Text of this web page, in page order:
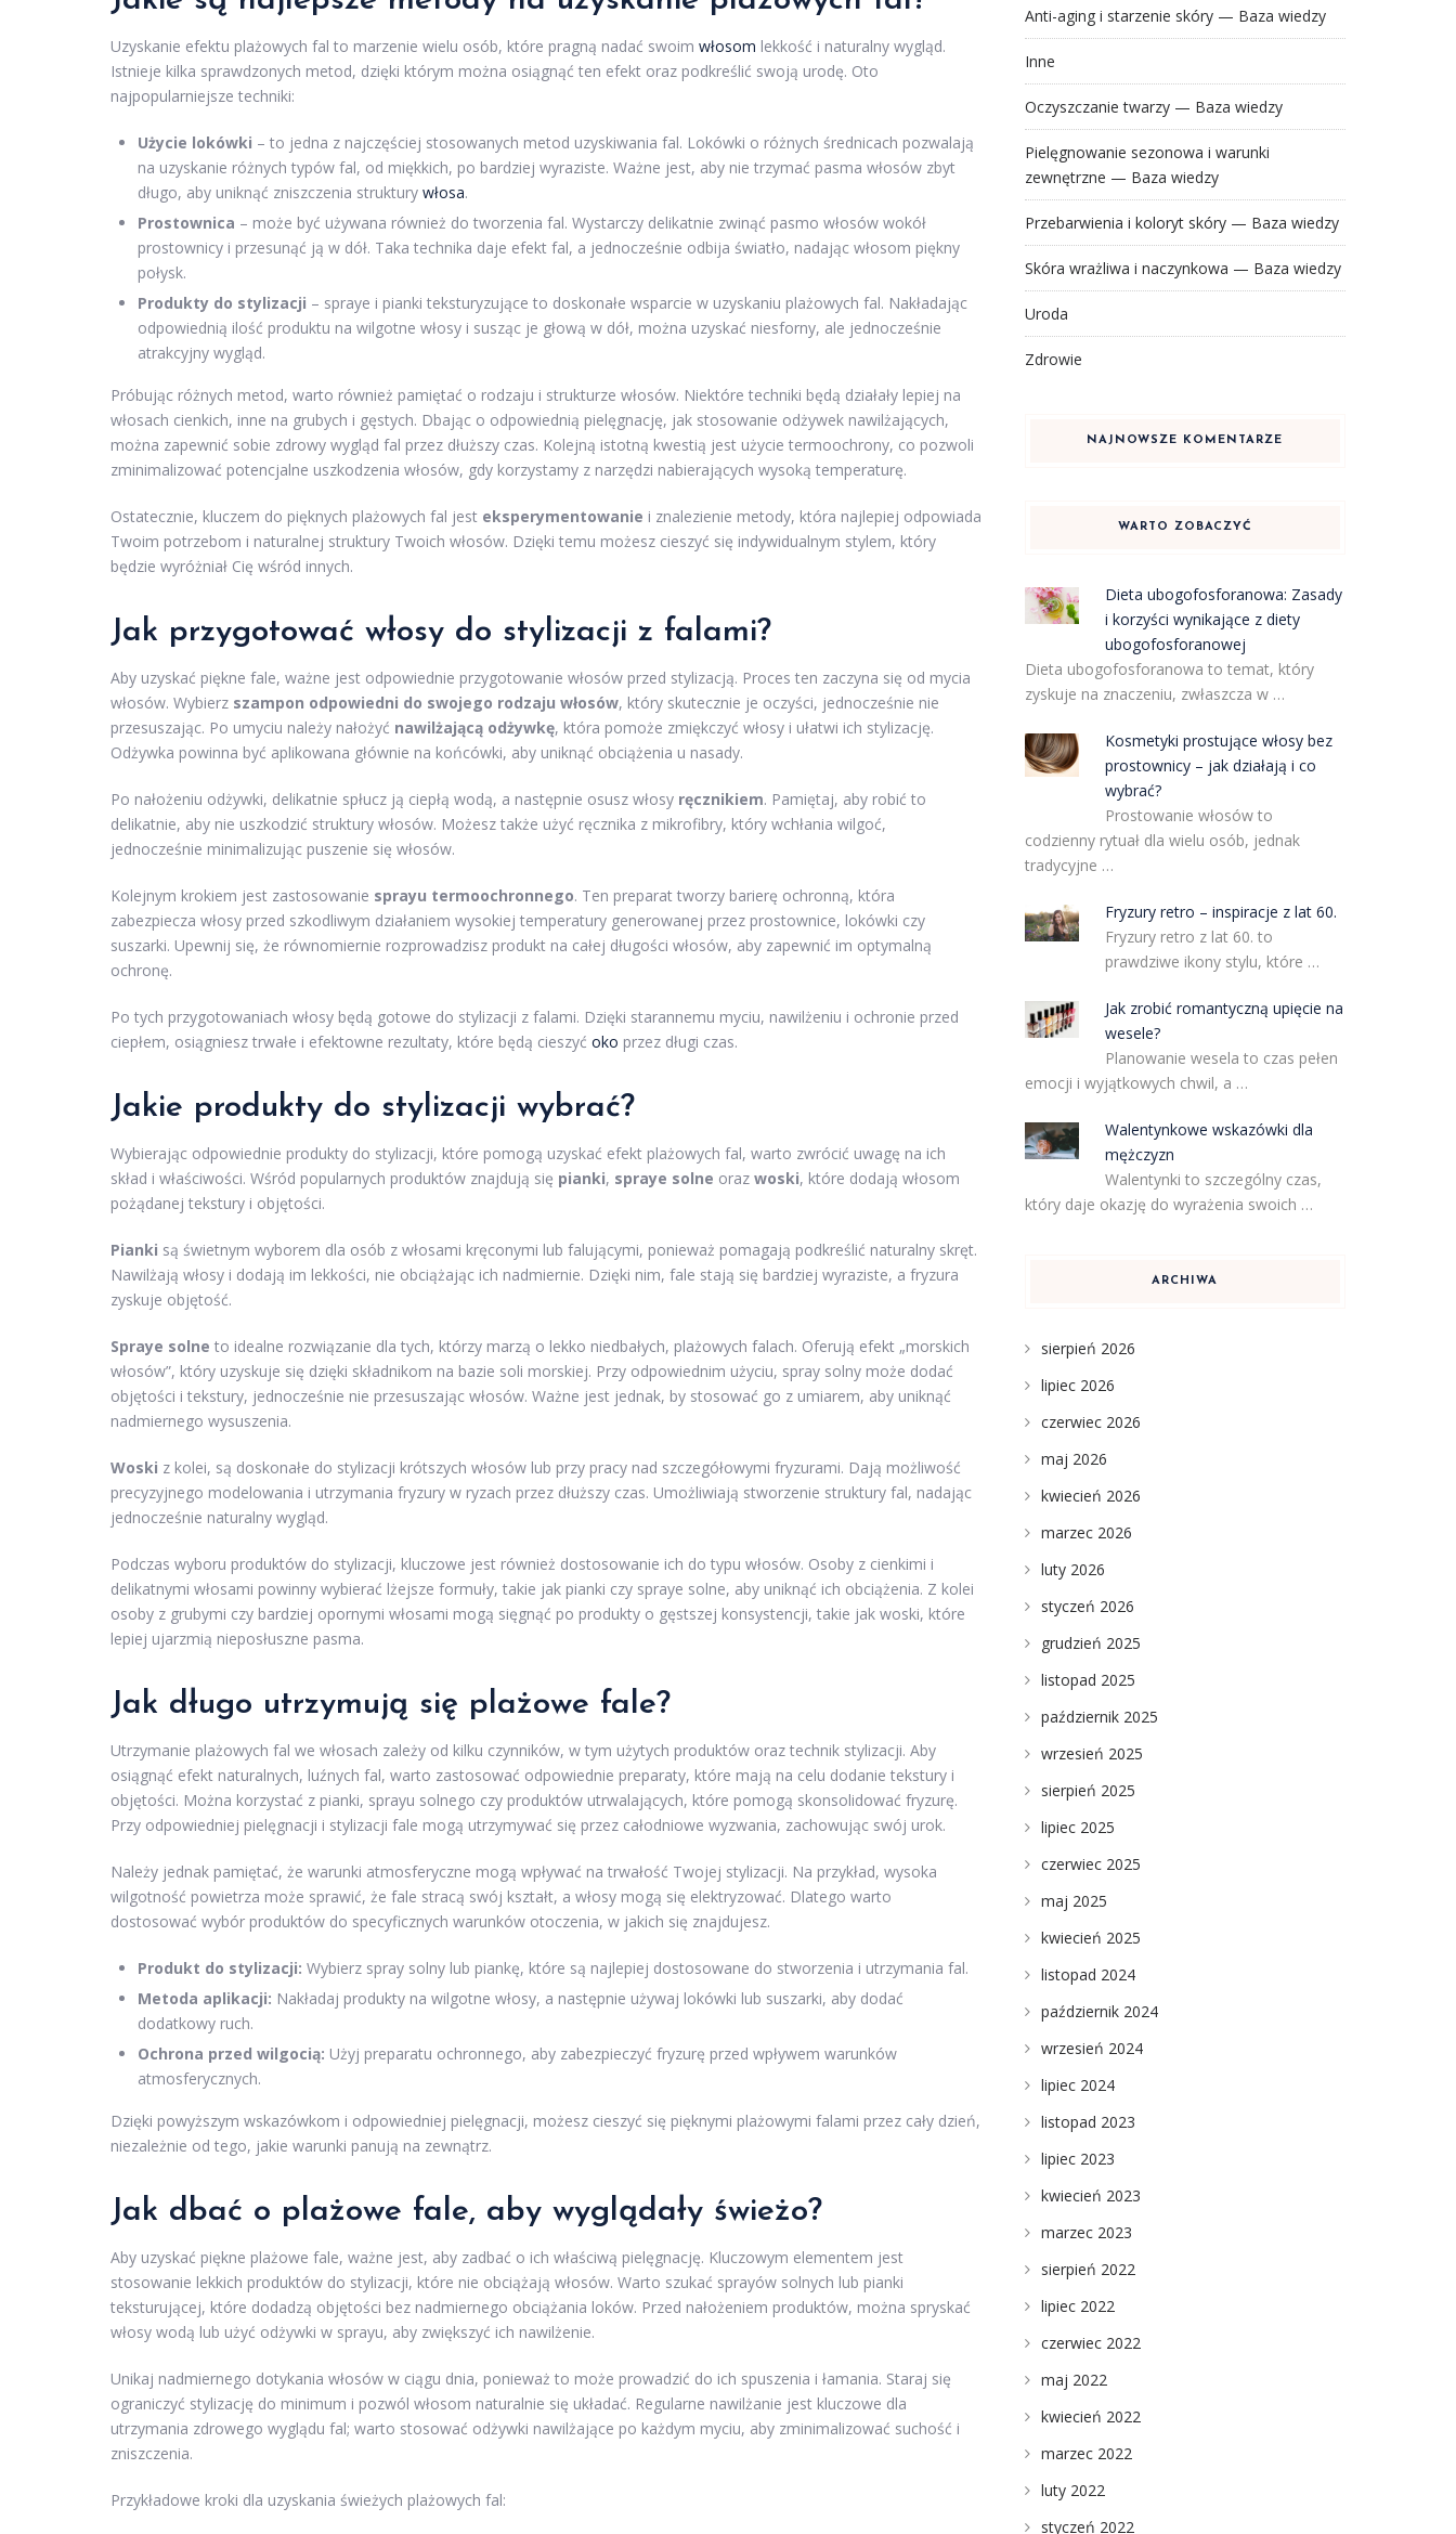
Uzyskanie efektu plażowych fal to marzenie wielu osób, które pragną nadać swoim włosom lekkość i naturalny wygląd.
Istnieje kilka sprawdzonych metod, dzięki którym można osiągnąć ten efekt oraz podkreślić swoją urodę. Oto
najpopularniejsze techniki:
Użycie lokówki – to jedna z najczęściej stosowanych metod uzyskiwania fal. Lokówki o różnych średnicach pozwalają
na uzyskanie różnych typów fal, od miękkich, po bardziej wyraziste. Ważne jest, aby nie trzymać pasma włosów zbyt
długo, aby uniknąć zniszczenia struktury włosa.
Prostownica – może być używana również do tworzenia fal. Wystarczy delikatnie zwinąć pasmo włosów wokół
prostownicy i przesunąć ją w dół. Taka technika daje efekt fal, a jednocześnie odbija światło, nadając włosom piękny
połysk.
Produkty do stylizacji – spraye i pianki teksturyzujące to doskonałe wsparcie w uzyskaniu plażowych fal. Nakładając
odpowiednią ilość produktu na wilgotne włosy i susząc je głową w dół, można uzyskać niesforny, ale jednocześnie
atrakcyjny wygląd.
Próbując różnych metod, warto również pamiętać o rodzaju i strukturze włosów. Niektóre techniki będą działały lepiej na
włosach cienkich, inne na grubych i gęstych. Dbając o odpowiednią pielęgnację, jak stosowanie odżywek nawilżających,
można zapewnić sobie zdrowy wygląd fal przez dłuższy czas. Kolejną istotną kwestią jest użycie termoochrony, co pozwoli
zminimalizować potencjalne uszkodzenia włosów, gdy korzystamy z narzędzi nabierających wysoką temperaturę.
Ostatecznie, kluczem do pięknych plażowych fal jest eksperymentowanie i znalezienie metody, która najlepiej odpowiada
Twoim potrzebom i naturalnej struktury Twoich włosów. Dzięki temu możesz cieszyć się indywidualnym stylem, który
będzie wyróżniał Cię wśród innych.
Jak przygotować włosy do stylizacji z falami?
Aby uzyskać piękne fale, ważne jest odpowiednie przygotowanie włosów przed stylizacją. Proces ten zaczyna się od mycia
włosów. Wybierz szampon odpowiedni do swojego rodzaju włosów, który skutecznie je oczyści, jednocześnie nie
przesuszając. Po umyciu należy nałożyć nawilżającą odżywkę, która pomoże zmiękczyć włosy i ułatwi ich stylizację.
Odżywka powinna być aplikowana głównie na końcówki, aby uniknąć obciążenia u nasady.
Po nałożeniu odżywki, delikatnie spłucz ją ciepłą wodą, a następnie osusz włosy ręcznikiem. Pamiętaj, aby robić to
delikatnie, aby nie uszkodzić struktury włosów. Możesz także użyć ręcznika z mikrofibry, który wchłania wilgoć,
jednocześnie minimalizując puszenie się włosów.
Kolejnym krokiem jest zastosowanie sprayu termoochronnego. Ten preparat tworzy barierę ochronną, która
zabezpiecza włosy przed szkodliwym działaniem wysokiej temperatury generowanej przez prostownice, lokówki czy
suszarki. Upewnij się, że równomiernie rozprowadzisz produkt na całej długości włosów, aby zapewnić im optymalną
ochronę.
Po tych przygotowaniach włosy będą gotowe do stylizacji z falami. Dzięki starannemu myciu, nawilżeniu i ochronie przed
ciepłem, osiągniesz trwałe i efektowne rezultaty, które będą cieszyć oko przez długi czas.
Jakie produkty do stylizacji wybrać?
Wybierając odpowiednie produkty do stylizacji, które pomogą uzyskać efekt plażowych fal, warto zwrócić uwagę na ich
skład i właściwości. Wśród popularnych produktów znajdują się pianki, spraye solne oraz woski, które dodają włosom
pożądanej tekstury i objętości.
Pianki są świetnym wyborem dla osób z włosami kręconymi lub falującymi, ponieważ pomagają podkreślić naturalny skręt.
Nawilżają włosy i dodają im lekkości, nie obciążając ich nadmiernie. Dzięki nim, fale stają się bardziej wyraziste, a fryzura
zyskuje objętość.
Spraye solne to idealne rozwiązanie dla tych, którzy marzą o lekko niedbałych, plażowych falach. Oferują efekt „morskich
włosów”, który uzyskuje się dzięki składnikom na bazie soli morskiej. Przy odpowiednim użyciu, spray solny może dodać
objętości i tekstury, jednocześnie nie przesuszając włosów. Ważne jest jednak, by stosować go z umiarem, aby uniknąć
nadmiernego wysuszenia.
Woski z kolei, są doskonałe do stylizacji krótszych włosów lub przy pracy nad szczegółowymi fryzurami. Dają możliwość
precyzyjnego modelowania i utrzymania fryzury w ryzach przez dłuższy czas. Umożliwiają stworzenie struktury fal, nadając
jednocześnie naturalny wygląd.
Podczas wyboru produktów do stylizacji, kluczowe jest również dostosowanie ich do typu włosów. Osoby z cienkimi i
delikatnymi włosami powinny wybierać lżejsze formuły, takie jak pianki czy spraye solne, aby uniknąć ich obciążenia. Z kolei
osoby z grubymi czy bardziej opornymi włosami mogą sięgnąć po produkty o gęstszej konsystencji, takie jak woski, które
lepiej ujarzmią nieposłuszne pasma.
Jak długo utrzymują się plażowe fale?
Utrzymanie plażowych fal we włosach zależy od kilku czynników, w tym użytych produktów oraz technik stylizacji. Aby
osiągnąć efekt naturalnych, luźnych fal, warto zastosować odpowiednie preparaty, które mają na celu dodanie tekstury i
objętości. Można korzystać z pianki, sprayu solnego czy produktów utrwalających, które pomogą skonsolidować fryzurę.
Przy odpowiedniej pielęgnacji i stylizacji fale mogą utrzymywać się przez całodniowe wyzwania, zachowując swój urok.
Należy jednak pamiętać, że warunki atmosferyczne mogą wpływać na trwałość Twojej stylizacji. Na przykład, wysoka
wilgotność powietrza może sprawić, że fale stracą swój kształt, a włosy mogą się elektryzować. Dlatego warto
dostosować wybór produktów do specyficznych warunków otoczenia, w jakich się znajdujesz.
Produkt do stylizacji: Wybierz spray solny lub piankę, które są najlepiej dostosowane do stworzenia i utrzymania fal.
Metoda aplikacji: Nakładaj produkty na wilgotne włosy, a następnie używaj lokówki lub suszarki, aby dodać
dodatkowy ruch.
Ochrona przed wilgocią: Użyj preparatu ochronnego, aby zabezpieczyć fryzurę przed wpływem warunków
atmosferycznych.
Dzięki powyższym wskazówkom i odpowiedniej pielęgnacji, możesz cieszyć się pięknymi plażowymi falami przez cały dzień,
niezależnie od tego, jakie warunki panują na zewnątrz.
Jak dbać o plażowe fale, aby wyglądały świeżo?
Aby uzyskać piękne plażowe fale, ważne jest, aby zadbać o ich właściwą pielęgnację. Kluczowym elementem jest
stosowanie lekkich produktów do stylizacji, które nie obciążają włosów. Warto szukać sprayów solnych lub pianki
teksturującej, które dodadzą objętości bez nadmiernego obciążania loków. Przed nałożeniem produktów, można spryskać
włosy wodą lub użyć odżywki w sprayu, aby zwiększyć ich nawilżenie.
Unikaj nadmiernego dotykania włosów w ciągu dnia, ponieważ to może prowadzić do ich spuszenia i łamania. Staraj się
ograniczyć stylizację do minimum i pozwól włosom naturalnie się układać. Regularne nawilżanie jest kluczowe dla
utrzymania zdrowego wyglądu fal; warto stosować odżywki nawilżające po każdym myciu, aby zminimalizować suchość i
zniszczenia.
Przykładowe kroki dla uzyskania świeżych plażowych fal:
Anti-aging i starzenie skóry — Baza wiedzy
Inne
Oczyszczanie twarzy — Baza wiedzy
Pielęgnowanie sezonowa i warunki
zewnętrzne — Baza wiedzy
Przebarwienia i koloryt skóry — Baza wiedzy
Skóra wrażliwa i naczynkowa — Baza wiedzy
Uroda
Zdrowie
NAJNOWSZE KOMENTARZE
WARTO ZOBACZYĆ
Dieta ubogofosforanowa: Zasady
i korzyści wynikające z diety
ubogofosforanowej
Dieta ubogofosforanowa to temat, który
zyskuje na znaczeniu, zwłaszcza w …
Kosmetyki prostujące włosy bez
prostownicy – jak działają i co
wybrać?
Prostowanie włosów to
codzienny rytuał dla wielu osób, jednak
tradycyjne …
Fryzury retro – inspiracje z lat 60.
Fryzury retro z lat 60. to
prawdziwe ikony stylu, które …
Jak zrobić romantyczną upięcie na
wesele?
Planowanie wesela to czas pełen
emocji i wyjątkowych chwil, a …
Walentynkowe wskazówki dla
mężczyzn
Walentynki to szczególny czas,
który daje okazję do wyrażenia swoich …
ARCHIWA
sierpień 2026
lipiec 2026
czerwiec 2026
maj 2026
kwiecień 2026
marzec 2026
luty 2026
styczeń 2026
grudzień 2025
listopad 2025
październik 2025
wrzesień 2025
sierpień 2025
lipiec 2025
czerwiec 2025
maj 2025
kwiecień 2025
listopad 2024
październik 2024
wrzesień 2024
lipiec 2024
listopad 2023
lipiec 2023
kwiecień 2023
marzec 2023
sierpień 2022
lipiec 2022
czerwiec 2022
maj 2022
kwiecień 2022
marzec 2022
luty 2022
styczeń 2022